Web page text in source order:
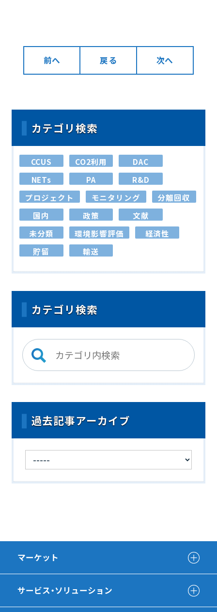
前へ 戻る 次へ
カテゴリ検索
CCUS CO2利用
DAC
NETs
PA
R&D
プロジェクト
モニタリング
分離回収
国内
政策
文献
未分類
環境影響評価
経済性
貯留
輸送
カテゴリ検索
過去記事アーカイブ
マーケット
サービス・ソリューション